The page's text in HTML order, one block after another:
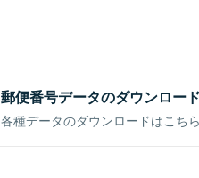
郵便番号データのダウンロード
各種データのダウンロードはこち